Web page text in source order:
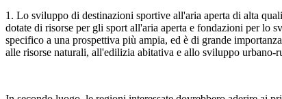
1. Lo sviluppo di destinazioni sportive all'aria aperta di alta
dotate di risorse per gli sport all'aria aperta e fondazioni per lo
specifico a una prospettiva più ampia, ed è di grande
alle risorse naturali, all'edilizia abitativa e allo sviluppo